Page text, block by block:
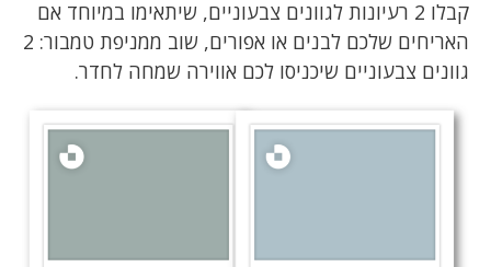
קבלו 2 רעיונות לגוונים צבעוניים, שיתאימו במיוחד אם
האריחים שלכם לבנים או אפורים, שוב ממניפת טמבור: 2
גוונים צבעוניים שיכניסו לכם אווירה שמחה לחדר.